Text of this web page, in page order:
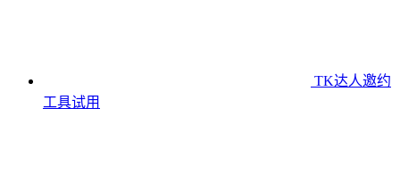
TK达人邀约
工具试用